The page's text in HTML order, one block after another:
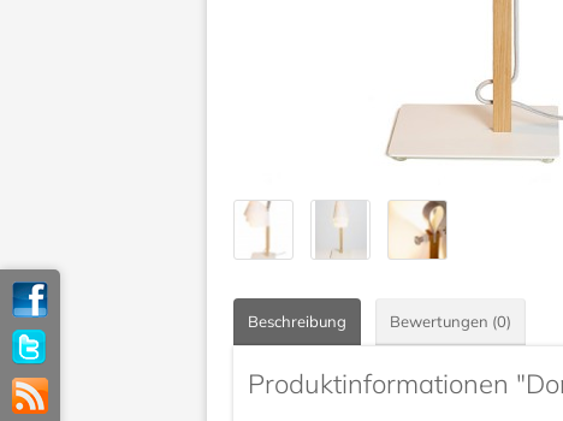
Beschreibung Bewertungen (0)
Produktinformationen